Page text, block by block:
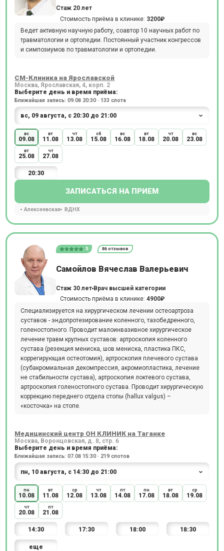
Стаж 20 лет
Стоимость приёма в клинике: 3200₽
Ведет активную научную работу, соавтор 10 научных работ по
травматологии и ортопедии. Постоянный участник конгрессов
и симпозиумов по травматологии и ортопедии.
СМ-Клиника на Ярославской
Москва, Ярославская, 4, корп. 2
Выберите день и время приёма:
Ближайшая запись: 09.08 20:30 · 133 слота
вс
09.08
вт
11.08
чт
13.08
сб
15.08
вс
16.08
вт
18.08
чт
20.08
вс
23.08
вт
25.08
чт
27.08
20:30
ЗАПИСАТЬСЯ НА ПРИЕМ
Алексеевская ВДНХ
5 86 отзывов
Самойлов Вячеслав Валерьевич
Стаж 30 лет Врач высшей категории
Стоимость приёма в клинике: 4900₽
Специализируется на хирургическом лечении остеоартроза
суставов - эндопротезирование коленного, тазобедренного,
голеностопного. Проводит малоинвазивное хирургическое
лечение травм крупных суставов: артроскопия коленного
сустава (резекция мениска, шов мениска, пластика ПКС,
коррегирующая остеотомия), артроскопия плечевого сустава
(субакромиальная декомпрессия, акромиопластика, лечение
не стабильности сустава), артроскопия локтевого сустава,
артроскопия голеностопного сустава. Проводит хирургическую
коррекцию переднего отдела стопы (hallux valgus) –
«косточка» на стопе.
Медицинский центр ОН КЛИНИК на Таганке
Москва, Воронцовская, д. 8, стр. 6
Выберите день и время приёма:
Ближайшая запись: 07.08 15:30 · 219 слотов
пн
10.08
вт
11.08
ср
12.08
чт
13.08
пт
14.08
пн
17.08
вт
18.08
ср
19.08
чт
20.08
пт
21.08
14:30 17:30 18:00 18:30
еще